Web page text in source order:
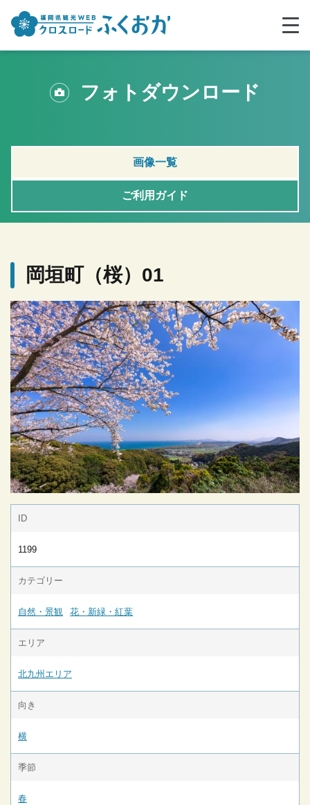
フォトダウンロード
画像一覧
ご利用ガイド
岡垣町（桜）01
ID
1199
カテゴリー
自然・景観 花・新緑・紅葉
エリア
北九州エリア
向き
横
季節
春